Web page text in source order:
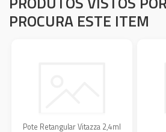
PROCURA ESTE ITEM
Pote Retangular Vitazza 2,4ml